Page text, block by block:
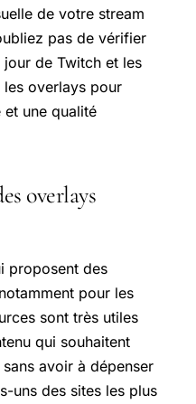
de votre stream
pas de vérifier
jour de Twitch et les
overlays pour
une qualité
overlays
proposent des
pour les
sont très utiles
qui souhaitent
avoir à dépenser
uns des sites les plus